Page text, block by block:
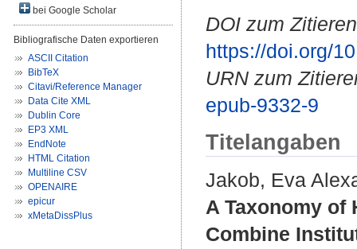
bei Google Scholar
Bibliografische Daten exportieren
ASCII Citation
BibTeX
Citavi/Reference Manager
Data Cite XML
Dublin Core
EP3 XML
EndNote
HTML Citation
Multiline CSV
OPENAIRE
epicur
xMetaDissPlus
DOI zum
https://doi.org/
URN zum
epub-9332-9
Titelangaben
Jakob, Eva
A Taxonomy of
Combine